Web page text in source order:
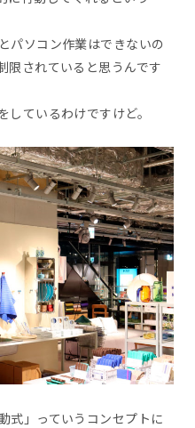
パソコン作業はできないの
限されていると思うんです
ているわけですけど。
式」っていうコンセプトに